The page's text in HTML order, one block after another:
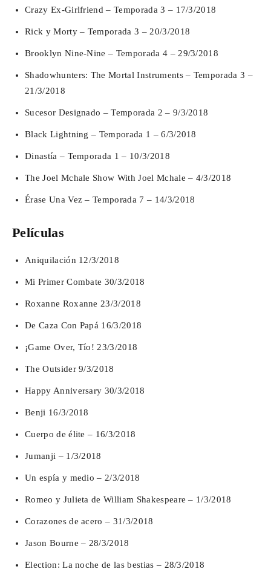
Crazy Ex-Girlfriend – Temporada 3 – 17/3/2018
Rick y Morty – Temporada 3 – 20/3/2018
Brooklyn Nine-Nine – Temporada 4 – 29/3/2018
Shadowhunters: The Mortal Instruments – Temporada 3 –
21/3/2018
Sucesor Designado – Temporada 2 – 9/3/2018
Black Lightning – Temporada 1 – 6/3/2018
Dinastía – Temporada 1 – 10/3/2018
The Joel Mchale Show With Joel Mchale – 4/3/2018
Érase Una Vez – Temporada 7 – 14/3/2018
Películas
Aniquilación 12/3/2018
Mi Primer Combate 30/3/2018
Roxanne Roxanne 23/3/2018
De Caza Con Papá 16/3/2018
¡Game Over, Tío! 23/3/2018
The Outsider 9/3/2018
Happy Anniversary 30/3/2018
Benji 16/3/2018
Cuerpo de élite – 16/3/2018
Jumanji – 1/3/2018
Un espía y medio – 2/3/2018
Romeo y Julieta de William Shakespeare – 1/3/2018
Corazones de acero – 31/3/2018
Jason Bourne – 28/3/2018
Election: La noche de las bestias – 28/3/2018